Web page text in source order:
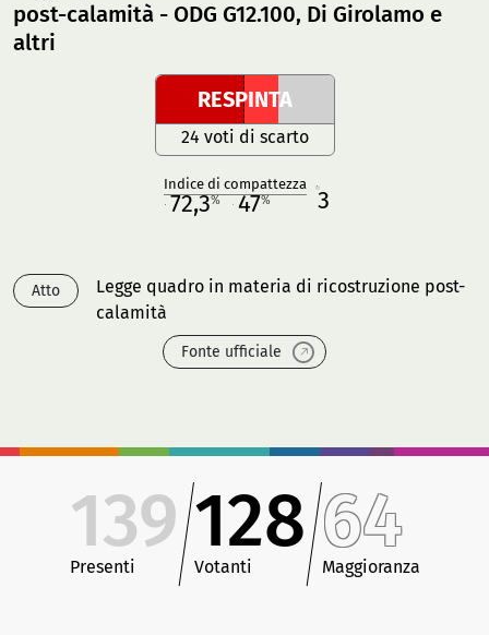
post-calamità - ODG G12.100, Di Girolamo e
altri
RESPINTA
24 voti di scarto
Indice di compattezza
72,3% 47% 3
Atto
Legge quadro in materia di ricostruzione post-
calamità
Fonte ufficiale
139
Presenti
128
Votanti
64
Maggioranza